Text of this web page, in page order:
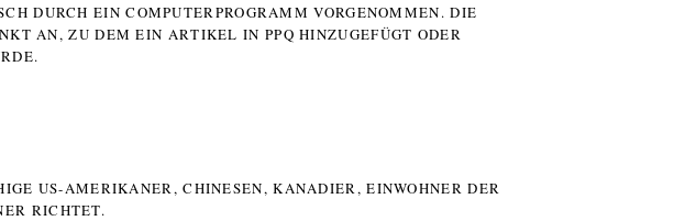
DURCH EIN COMPUTERPROGRAMM VORGENOMMEN. DIE
AN, ZU DEM EIN ARTIKEL IN PPQ HINZUGEFÜGT ODER
US-AMERIKANER, CHINESEN, KANADIER, EINWOHNER DER P
RICHTET.